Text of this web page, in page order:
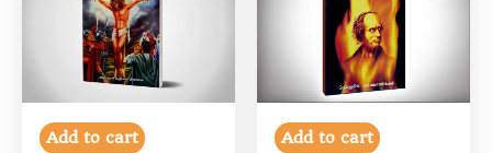
Add to cart Add to cart